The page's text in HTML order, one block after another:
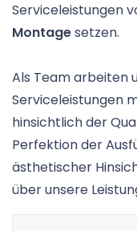
Serviceleistungen
Montagesetzen.
Als Team arbeiten
Serviceleistungen
hinsichtlich der
Perfektion der
ästhetischer
über unsere